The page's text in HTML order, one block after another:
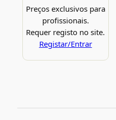
Preços exclusivos para
profissionais.
Requer registo no site.
Registar/Entrar